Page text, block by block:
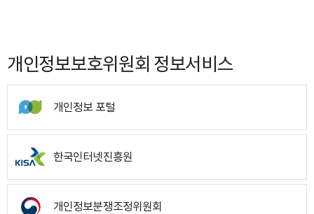
개인정보보호위원회 정보서비스
개인정보 포털
한국인터넷진흥원
개인정보분쟁조정위원회